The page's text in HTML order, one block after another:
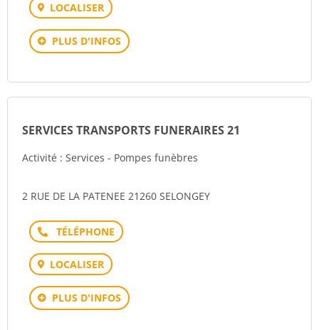
LOCALISER
PLUS D'INFOS
SERVICES TRANSPORTS FUNERAIRES 21
Activité : Services - Pompes funèbres
2 RUE DE LA PATENEE 21260 SELONGEY
Téléphone
LOCALISER
PLUS D'INFOS